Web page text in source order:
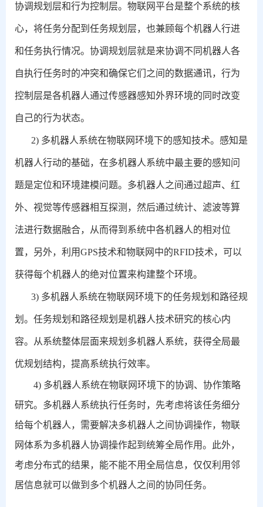
协调规划层和行为控制层。物联网平台是整个系统的核
心，将任务分配到任务规划层，也兼顾每个机器人行进
和任务执行情况。协调规划层就是来协调不同机器人各
自执行任务时的冲突和确保它们之间的数据通讯，行为
控制层是各机器人通过传感器感知外界环境的同时改变
自己的行为状态。
2) 多机器人系统在物联网环境下的感知技术。感知是
机器人行动的基础，在多机器人系统中最主要的感知问
题是定位和环境建模问题。多机器人之间通过超声、红
外、视觉等传感器相互探测，然后通过统计、滤波等算
法进行数据融合，从而得到系统中各机器人的相对位
置，另外，利用GPS技术和物联网中的RFID技术，可以
获得每个机器人的绝对位置来构建整个环境。
3) 多机器人系统在物联网环境下的任务规划和路径规
划。任务规划和路径规划是机器人技术研究的核心内
容。从系统整体层面来规划多机器人系统，获得全局最
优规划结构，提高系统执行效率。
4) 多机器人系统在物联网环境下的协调、协作策略
研究。多机器人系统执行任务时，先考虑将该任务细分
给每个机器人，需要解决多机器人之间协调操作，物联
网体系为多机器人协调操作起到统筹全局作用。此外，
考虑分布式的结果，能不能不用全局信息，仅仅利用邻
居信息就可以做到多个机器人之间的协同任务。